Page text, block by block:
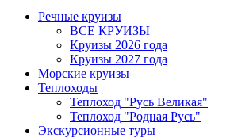
Речные круизы
ВСЕ КРУИЗЫ
Круизы 2026 года
Круизы 2027 года
Морские круизы
Теплоходы
Теплоход "Русь Великая"
Теплоход "Родная Русь"
Экскурсионные туры